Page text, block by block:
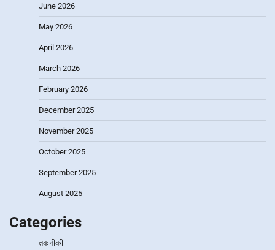
June 2026
May 2026
April 2026
March 2026
February 2026
December 2025
November 2025
October 2025
September 2025
August 2025
Categories
तकनीकी